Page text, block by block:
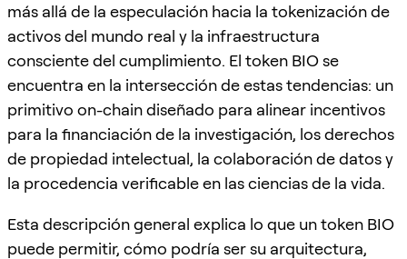
más allá de la especulación hacia la tokenización de
activos del mundo real y la infraestructura
consciente del cumplimiento. El token BIO se
encuentra en la intersección de estas tendencias: un
primitivo on-chain diseñado para alinear incentivos
para la financiación de la investigación, los derechos
de propiedad intelectual, la colaboración de datos y
la procedencia verificable en las ciencias de la vida.
Esta descripción general explica lo que un token BIO
puede permitir, cómo podría ser su arquitectura,